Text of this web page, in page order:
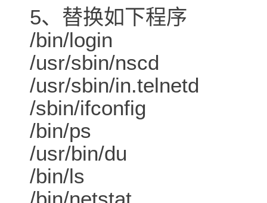
5、替换如下程序
/bin/login
/usr/sbin/nscd
/usr/sbin/in.telnetd
/sbin/ifconfig
/bin/ps
/usr/bin/du
/bin/ls